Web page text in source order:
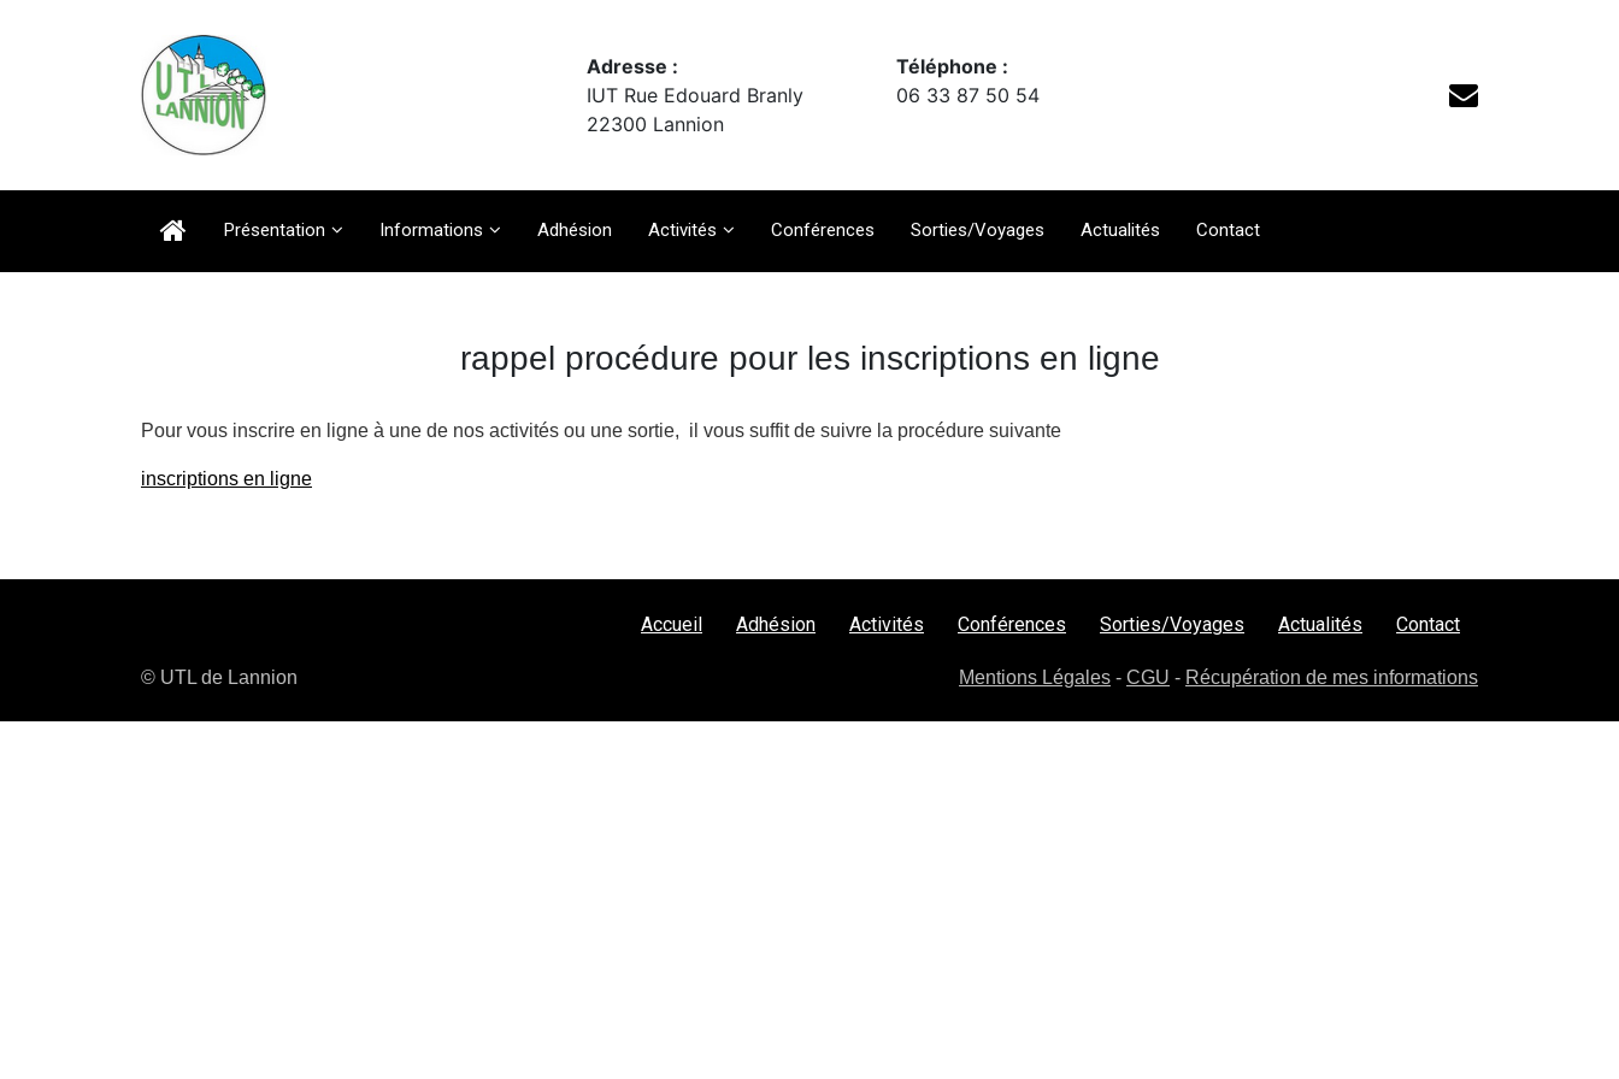
Adresse :
IUT Rue Edouard Branly
22300 Lannion
Téléphone :
06 33 87 50 54
Présentation Informations Adhésion Activités Conférences Sorties/Voyages Actualités Contact
rappel procédure pour les inscriptions en ligne
Pour vous inscrire en ligne à une de nos activités ou une sortie, il vous suffit de suivre la procédure suivante
inscriptions en ligne
Accueil Adhésion Activités Conférences Sorties/Voyages Actualités Contact
© UTL de Lannion Mentions Légales - CGU - Récupération de mes informations